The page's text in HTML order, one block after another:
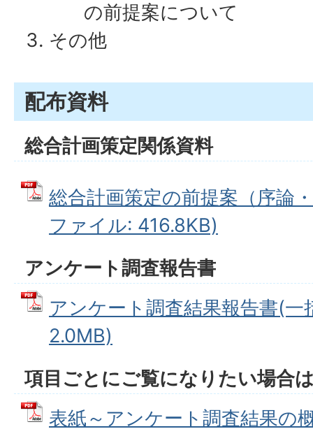
の前提案について
その他
配布資料
総合計画策定関係資料
総合計画策定の前提案（序論
ファイル: 416.8KB)
アンケート調査報告書
アンケート調査結果報告書(
2.0MB)
項目ごとにご覧になりたい場合
表紙～アンケート調査結果の